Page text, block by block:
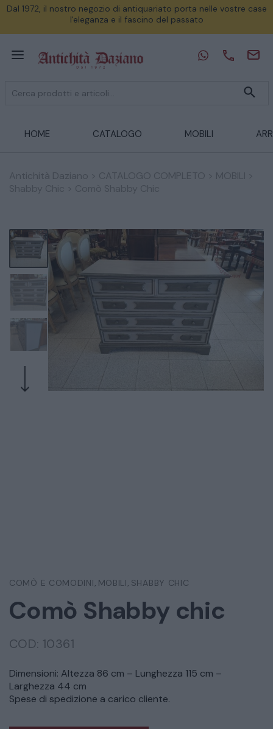
Dal 1972, il nostro negozio di antiquariato porta nelle vostre case
l'eleganza e il fascino del passato
HOME CATALOGO MOBILI
Antichità Daziano CATALOGO COMPLETO MOBILI
Shabby Chic
Comò Shabby Chic
COMÒ E COMODINI , MOBILI , SHABBY CHIC
Comò Shabby chic
COD: 10361
Dimensioni: Altezza 86 cm – Lunghezza 115 cm –
Larghezza 44 cm
Spese di spedizione a carico cliente.